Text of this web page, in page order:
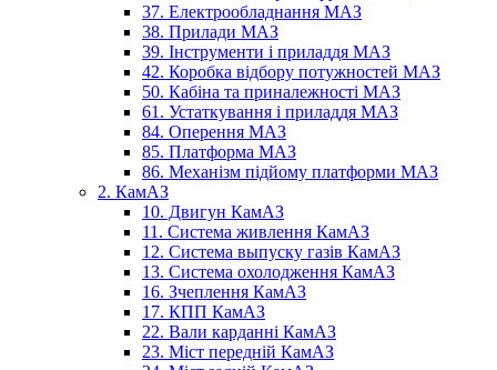
37. Електрообладнання МАЗ
38. Прилади МАЗ
39. Інструменти і приладдя МАЗ
42. Коробка відбору потужностей МАЗ
50. Кабіна та приналежності МАЗ
61. Устаткування і приладдя МАЗ
84. Оперення МАЗ
85. Платформа МАЗ
86. Механізм підйому платформи МАЗ
2. КамАЗ
10. Двигун КамАЗ
11. Система живлення КамАЗ
12. Система выпуску газів КамАЗ
13. Система охолодження КамАЗ
16. Зчеплення КамАЗ
17. КПП КамАЗ
22. Вали карданні КамАЗ
23. Міст передній КамАЗ